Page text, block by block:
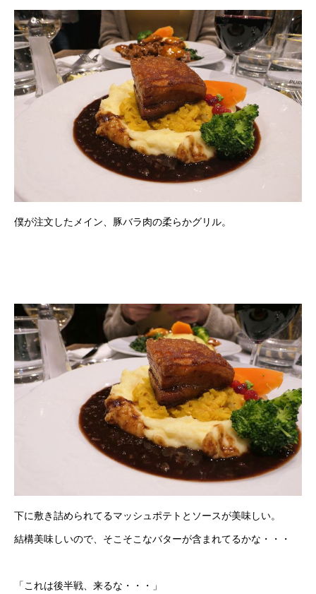
僕が注文したメイン、豚バラ肉の柔らかグリル。
下に敷き詰められてるマッシュポテトとソースが美味しい。
結構美味しいので、そこそこなバターが含まれてるかな・・・
「これは後半戦、来るな・・・」